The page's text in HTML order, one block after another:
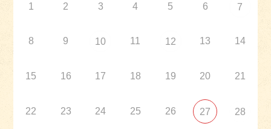
1 2 3 4 5 6 7
8 9 10 11 12 13 14
15 16 17 18 19 20 21
22 23 24 25 26 27 28